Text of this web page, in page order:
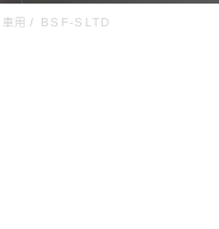
車用/ BSF-SLTD